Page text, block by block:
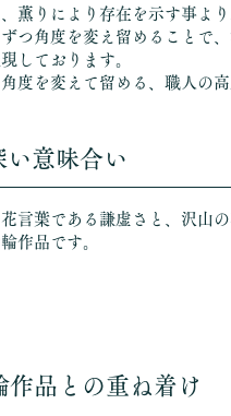
薫りにより存在を示す事よ
ずつ角度を変え留めることで
しております。
度を変えて留める、職人の
い意味合い​
言葉である謙虚さと、沢山
作品です。
作品との重ね着け